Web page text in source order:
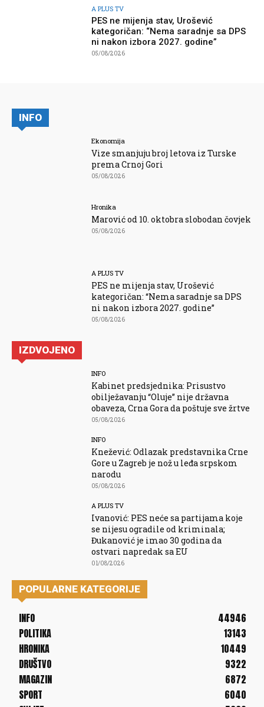
A PLUS TV
PES ne mijenja stav, Urošević
kategoričan: “Nema saradnje sa DPS
ni nakon izbora 2027. godine”
05/08/2026
INFO
Ekonomija
Vize smanjuju broj letova iz Turske
prema Crnoj Gori
05/08/2026
Hronika
Marović od 10. oktobra slobodan čovjek
05/08/2026
A PLUS TV
PES ne mijenja stav, Urošević
kategoričan: “Nema saradnje sa DPS
ni nakon izbora 2027. godine”
05/08/2026
IZDVOJENO
INFO
Kabinet predsjednika: Prisustvo
obilježavanju “Oluje” nije državna
obaveza, Crna Gora da poštuje sve žrtve
05/08/2026
INFO
Knežević: Odlazak predstavnika Crne
Gore u Zagreb je nož u leđa srpskom
narodu
05/08/2026
A PLUS TV
Ivanović: PES neće sa partijama koje
se nijesu ogradile od kriminala;
Đukanović je imao 30 godina da
ostvari napredak sa EU
01/08/2026
POPULARNE KATEGORIJE
INFO
44946
POLITIKA
13143
HRONIKA
10449
DRUŠTVO
9322
MAGAZIN
6872
SPORT
6040